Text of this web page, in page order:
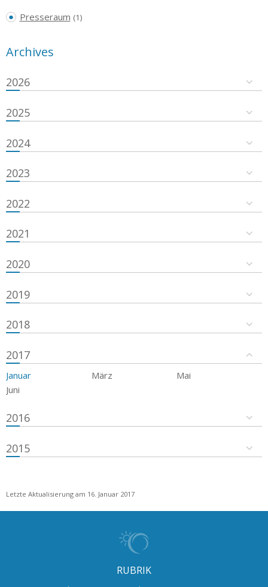
Presseraum (1)
Archives
2026
2025
2024
2023
2022
2021
2020
2019
2018
2017
Januar März
Mai
Juni
2016
2015
Letzte Aktualisierung am 16. Januar 2017
RUBRIK